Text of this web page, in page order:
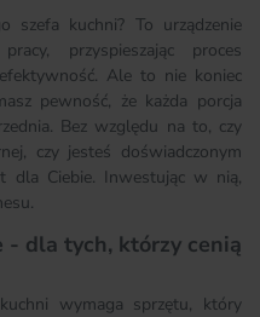
szefa kuchni? To urządzenie
przyspieszając proces
Ale to nie koniec
pewność, że każda porcja
Bez względu na to, czy
czy jesteś doświadczonym
dla Ciebie. Inwestując w nią,
- dla tych, którzy cenią
wymaga sprzętu, który